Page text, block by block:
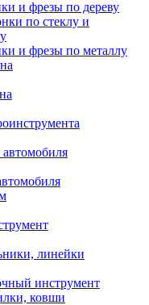
и фрезы по дереву
по стеклу и
и фрезы по металлу
линейки
инструмент
ковши